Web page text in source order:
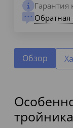
Гарантия
Обратная
Обзор